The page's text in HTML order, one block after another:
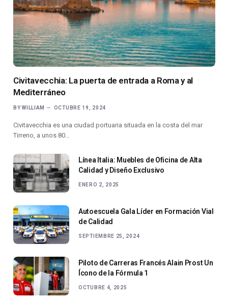
Civitavecchia: La puerta de entrada a Roma y al
Mediterráneo
BY WILLIAM OCTUBRE 19, 2024
Civitavecchia es una ciudad portuaria situada en la costa del mar
Tirreno, a unos 80…
Línea Italia: Muebles de Oficina de Alta
Calidad y Diseño Exclusivo
ENERO 2, 2025
Autoescuela Gala Líder en Formación Vial
de Calidad
SEPTIEMBRE 25, 2024
Piloto de Carreras Francés Alain Prost Un
Ícono de la Fórmula 1
OCTUBRE 4, 2025